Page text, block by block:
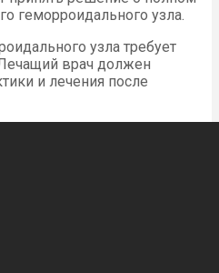
геморроидального узла.
узла требует
врач должен
и лечения после